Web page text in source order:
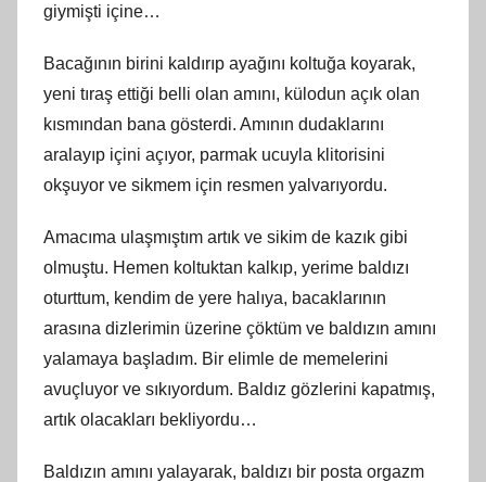
giymişti içine…
Bacağının birini kaldırıp ayağını koltuğa koyarak,
yeni tıraş ettiği belli olan amını, külodun açık olan
kısmından bana gösterdi. Amının dudaklarını
aralayıp içini açıyor, parmak ucuyla klitorisini
okşuyor ve sikmem için resmen yalvarıyordu.
Amacıma ulaşmıştım artık ve sikim de kazık gibi
olmuştu. Hemen koltuktan kalkıp, yerime baldızı
oturttum, kendim de yere halıya, bacaklarının
arasına dizlerimin üzerine çöktüm ve baldızın amını
yalamaya başladım. Bir elimle de memelerini
avuçluyor ve sıkıyordum. Baldız gözlerini kapatmış,
artık olacakları bekliyordu…
Baldızın amını yalayarak, baldızı bir posta orgazm